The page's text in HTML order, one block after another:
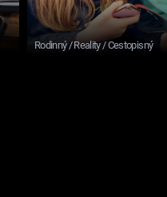
Rodinný / Reality / Cestopisný